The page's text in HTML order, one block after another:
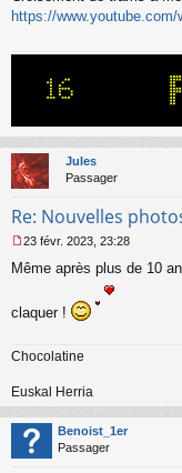
s
n
l
u
https://
Jules
Passager
Re: Nouvelles
e
a
e
o
l
u
23 févr. 2023, 23:28
Même après plus de 10
claquer !
Chocolatine
Euskal Herria
Benoist_1er
Passager